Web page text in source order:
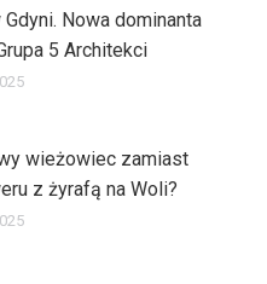
Gdyni. Nowa dominanta
5 Architekci
wieżowiec zamiast
z żyrafą na Woli?